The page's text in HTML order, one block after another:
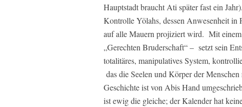
Hauptstadt braucht Ati später fast ein
Kontrolle Yölahs, dessen Anwesenheit in
auf alle Mauern projiziert wird. Mit
„Gerechten Bruderschaft“ – setzt sein
totalitäres, manipulatives System,
das die Seelen und Körper der
Geschichte ist von Abis Hand
ist ewig die gleiche; der Kalender hat